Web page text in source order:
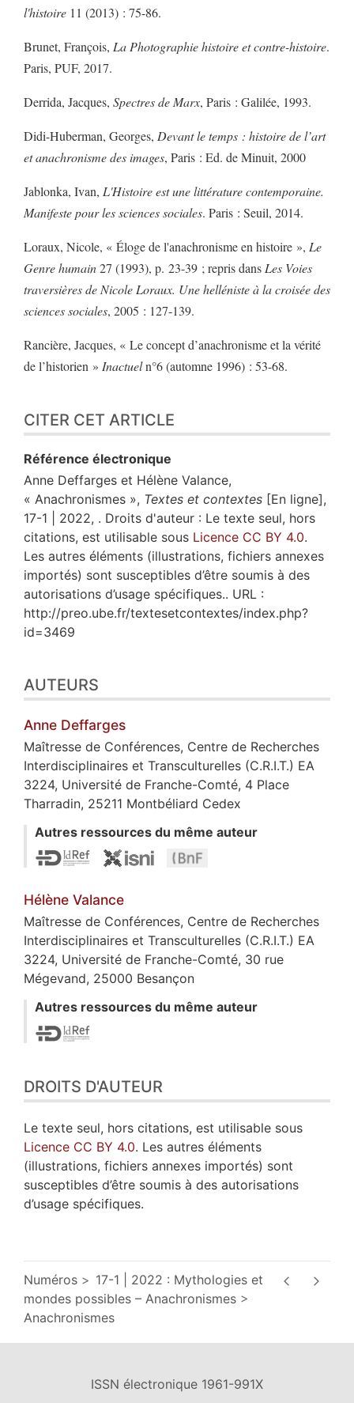
l'histoire 11 (2013) : 75-86.
Brunet, François, La Photographie histoire et contre-histoire.
Paris, PUF, 2017.
Derrida, Jacques, Spectres de Marx, Paris : Galilée, 1993.
Didi-Huberman, Georges, Devant le temps : histoire de l’art
et anachronisme des images, Paris : Ed. de Minuit, 2000
Jablonka, Ivan, L'Histoire est une littérature contemporaine.
Manifeste pour les sciences sociales. Paris : Seuil, 2014.
Loraux, Nicole, « Éloge de l'anachronisme en histoire », Le
Genre humain27 (1993), p. 23-39 ; repris dans Les Voies
traversières de Nicole Loraux. Une helléniste à la croisée des
sciences sociales, 2005 : 127-139.
Rancière, Jacques, « Le concept d’anachronisme et la vérité
de l’historien » Inactueln°6 (automne 1996) : 53-68.
CITER CET ARTICLE
Référence électronique
Anne Deffarges et Hélène Valance,
« Anachronismes », Textes et contextes [En ligne],
17-1 | 2022, . Droits d'auteur : Le texte seul, hors
citations, est utilisable sous Licence CC BY 4.0.
Les autres éléments (illustrations, fichiers annexes
importés) sont susceptibles d’être soumis à des
autorisations d’usage spécifiques.. URL :
http://preo.ube.fr/textesetcontextes/index.php?
id=3469
AUTEURS
Anne Deffarges
Maîtresse de Conférences, Centre de Recherches
Interdisciplinaires et Transculturelles (C.R.I.T.) EA
3224, Université de Franche-Comté, 4 Place
Tharradin, 25211 Montbéliard Cedex
Autres ressources du même auteur
Hélène Valance
Maîtresse de Conférences, Centre de Recherches
Interdisciplinaires et Transculturelles (C.R.I.T.) EA
3224, Université de Franche-Comté, 30 rue
Mégevand, 25000 Besançon
Autres ressources du même auteur
DROITS D'AUTEUR
Le texte seul, hors citations, est utilisable sous
Licence CC BY 4.0. Les autres éléments
(illustrations, fichiers annexes importés) sont
susceptibles d’être soumis à des autorisations
d’usage spécifiques.
Numéros
17-1 | 2022 : Mythologies et
mondes possibles – Anachronismes
Anachronismes
ISSN électronique 1961-991X